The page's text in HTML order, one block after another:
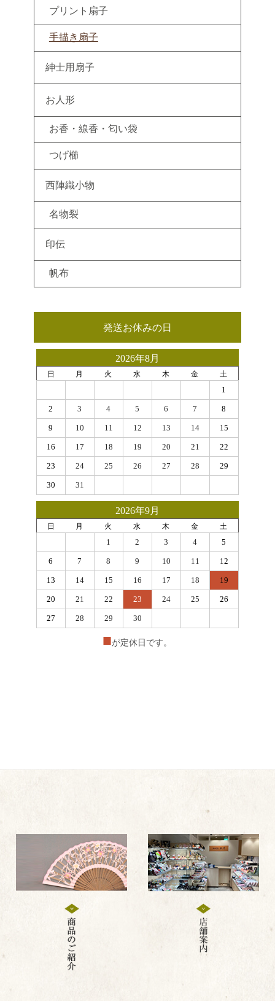
プリント扇子
手描き扇子
紳士用扇子
お人形
お香・線香・匂い袋
つげ櫛
西陣織小物
名物裂
印伝
帆布
発送お休みの日
2026年8月
日 月 火 水 木 金 土
1
2 3 4 5 6 7 8
9 10 11 12 13 14 15
16 17 18 19 20 21 22
23 24 25 26 27 28 29
30 31
2026年9月
日 月 火 水 木 金 土
1 2 3 4 5
6 7 8 9 10 11 12
13 14 15 16 17 18 19
20 21 22 23 24 25 26
27 28 29 30
■が定休日です。